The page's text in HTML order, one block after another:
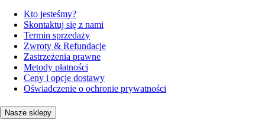
Kto jesteśmy?
Skontaktuj się z nami
Termin sprzedaży
Zwroty & Refundacje
Zastrzeżenia prawne
Metody płatności
Ceny i opcje dostawy
Oświadczenie o ochronie prywatności
Nasze sklepy